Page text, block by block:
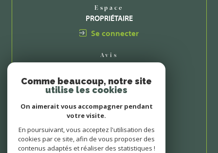
Espace
PROPRIÉTAIRE
Se connecter
Avis
CLIENTS
Comme beaucoup, notre site
utilise les cookies
On aimerait vous accompagner pendant
votre visite.
En poursuivant, vous acceptez l'utilisation des
cookies par ce site, afin de vous proposer des
contenus adaptés et réaliser des statistiques !